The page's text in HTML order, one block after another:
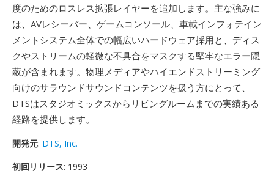
度のためのロスレス拡張レイヤーを追加します。主な強みに
は、AVレシーバー、ゲームコンソール、車載インフォテイン
メントシステム全体での幅広いハードウェア採用と、ディス
クやストリームの軽微な不具合をマスクする堅牢なエラー隠
蔽が含まれます。物理メディアやハイエンドストリーミング
向けのサラウンドサウンドコンテンツを扱う方にとって、
DTSはスタジオミックスからリビングルームまでの実績ある
経路を提供します。
開発元: DTS, Inc.
初回リリース: 1993